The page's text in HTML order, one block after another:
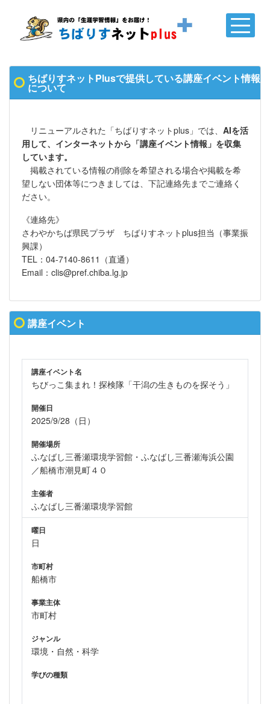
ちばりすネットPlusで提供している講座イベント情報
について
リニューアルされた「ちばりすネットplus」では、 AIを活
用して、インターネットから「講座イベント情報」を収集
しています。
掲載されている情報の削除を希望される場合や掲載を希
望しない団体等につきましては、下記連絡先までご連絡く
ださい。
《連絡先》
さわやかちば県民プラザ ちばりすネットplus担当（事業振
興課）
TEL：04-7140-8611（直通）
Email：clis@pref.chiba.lg.jp
講座イベント
講座イベント名
ちびっこ集まれ！探検隊「干潟の生きものを探そう」
開催日
2025/9/28（日）
開催場所
ふなばし三番瀬環境学習館・ふなばし三番瀬海浜公園
／船橋市潮見町４０
主催者
ふなばし三番瀬環境学習館
曜日
日
市町村
船橋市
事業主体
市町村
ジャンル
環境・自然・科学
学びの種類